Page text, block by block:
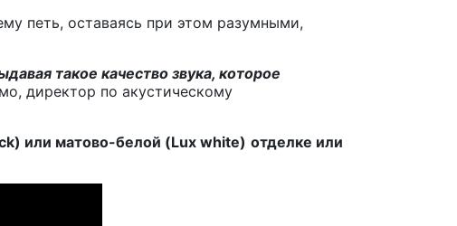
петь, оставаясь при этом разумными,
такое качество звука, которое
директор по акустическому
или матово-белой (Lux white) отделке или